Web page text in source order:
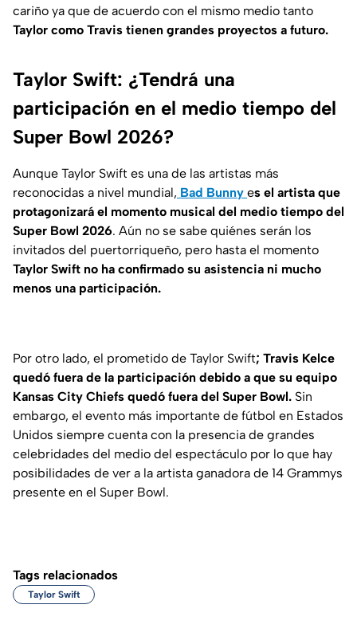
cariño ya que de acuerdo con el mismo medio tanto
Taylor como Travis tienen grandes proyectos a futuro.
Taylor Swift: ¿Tendrá una
participación en el medio tiempo del
Super Bowl 2026?
Aunque Taylor Swift es una de las artistas más
reconocidas a nivel mundial, Bad Bunny es el artista que
protagonizará el momento musical del medio tiempo del
Super Bowl 2026. Aún no se sabe quiénes serán los
invitados del puertorriqueño, pero hasta el momento
Taylor Swift no ha confirmado su asistencia ni mucho
menos una participación.
Por otro lado, el prometido de Taylor Swift; Travis Kelce
quedó fuera de la participación debido a que su equipo
Kansas City Chiefs quedó fuera del Super Bowl. Sin
embargo, el evento más importante de fútbol en Estados
Unidos siempre cuenta con la presencia de grandes
celebridades del medio del espectáculo por lo que hay
posibilidades de ver a la artista ganadora de 14 Grammys
presente en el Super Bowl.
Tags relacionados
Taylor Swift